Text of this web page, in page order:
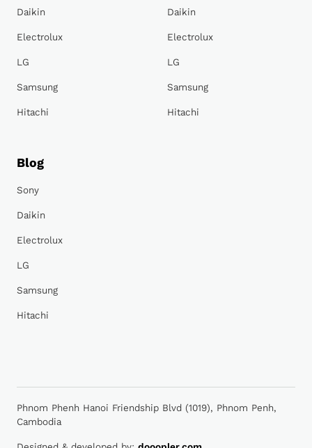
Daikin
Electrolux
LG
Samsung
Hitachi
Daikin
Electrolux
LG
Samsung
Hitachi
Blog
Sony
Daikin
Electrolux
LG
Samsung
Hitachi
Phnom Phenh Hanoi Friendship Blvd (1019), Phnom Penh,
Cambodia